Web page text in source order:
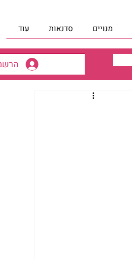
מנויים סדנאות עוד